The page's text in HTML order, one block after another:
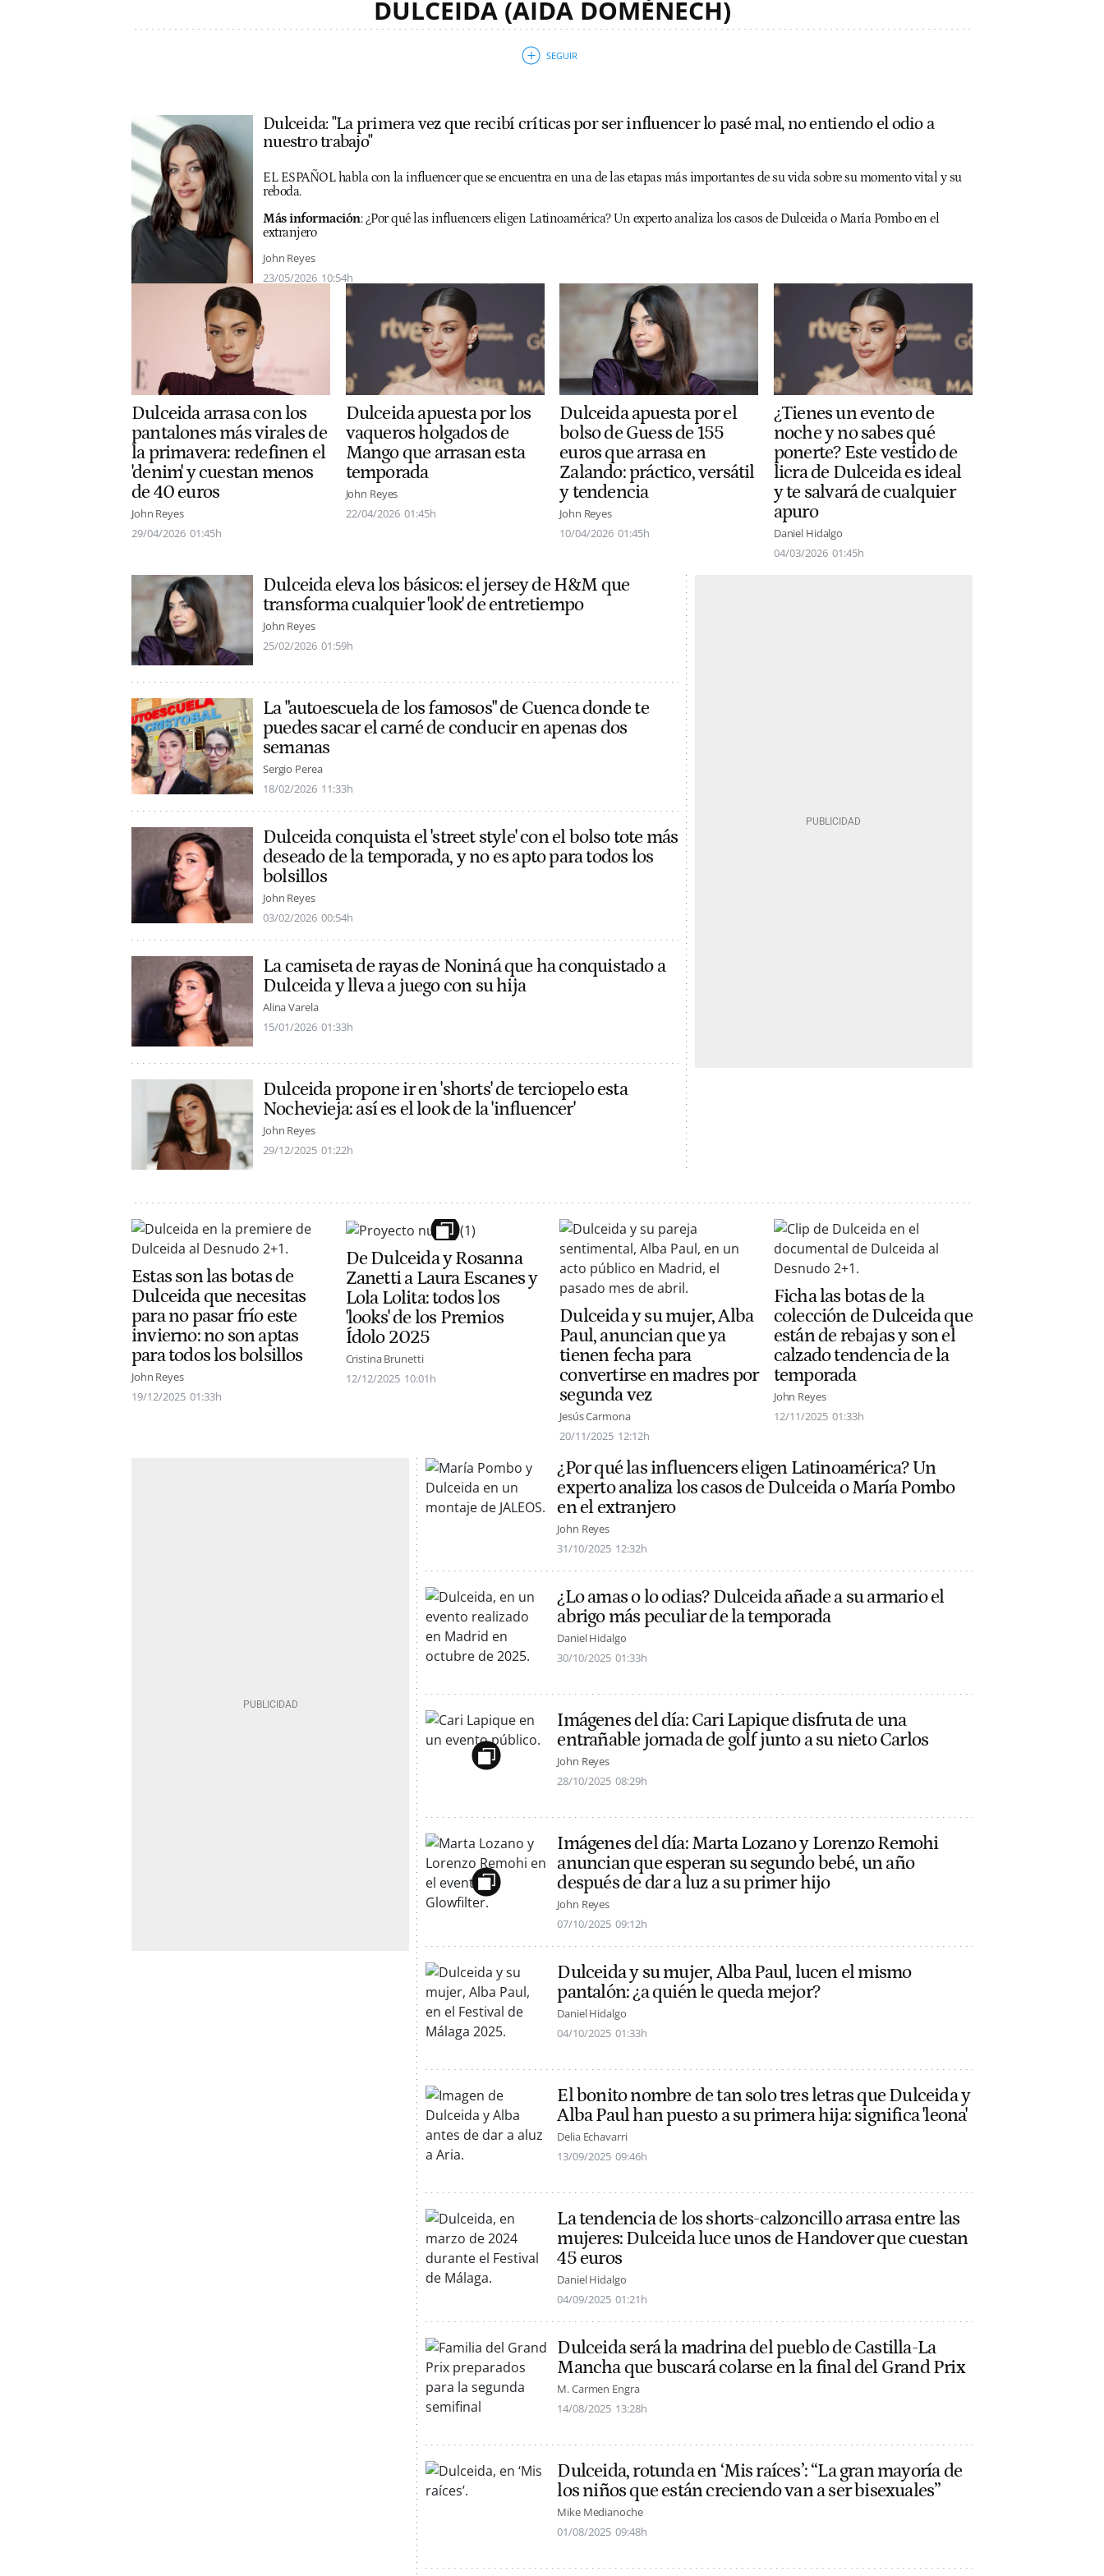
DULCEIDA (AIDA DOMÈNECH)
Dulceida: "La primera vez que recibí críticas por ser influencer lo pasé mal, no entiendo el odio a
nuestro trabajo"
EL ESPAÑOL habla con la influencer que se encuentra en una de las etapas más importantes de su vida sobre su momento vital y su
reboda.
Más información:¿Por qué las influencers eligen Latinoamérica? Un experto analiza los casos de Dulceida o María Pombo en el
extranjero
John Reyes
23/05/2026 10:54h
Dulceida arrasa con los
pantalones más virales de
la primavera: redefinen el
'denim' y cuestan menos
de 40 euros
John Reyes
29/04/2026 01:45h
Dulceida apuesta por los
vaqueros holgados de
Mango que arrasan esta
temporada
John Reyes
22/04/2026 01:45h
Dulceida apuesta por el
bolso de Guess de 155
euros que arrasa en
Zalando: práctico, versátil
y tendencia
John Reyes
10/04/2026 01:45h
¿Tienes un evento de
noche y no sabes qué
ponerte? Este vestido de
licra de Dulceida es ideal
y te salvará de cualquier
apuro
Daniel Hidalgo
04/03/2026 01:45h
Dulceida eleva los básicos: el jersey de H&M que
transforma cualquier 'look' de entretiempo
John Reyes
25/02/2026 01:59h
La "autoescuela de los famosos" de Cuenca donde te
puedes sacar el carné de conducir en apenas dos
semanas
Sergio Perea
18/02/2026 11:33h
Dulceida conquista el 'street style' con el bolso tote más
deseado de la temporada, y no es apto para todos los
bolsillos
John Reyes
03/02/2026 00:54h
La camiseta de rayas de Noniná que ha conquistado a
Dulceida y lleva a juego con su hija
Alina Varela
15/01/2026 01:33h
Dulceida propone ir en 'shorts' de terciopelo esta
Nochevieja: así es el look de la 'influencer'
John Reyes
29/12/2025 01:22h
Estas son las botas de
Dulceida que necesitas
para no pasar frío este
invierno: no son aptas
para todos los bolsillos
John Reyes
19/12/2025 01:33h
De Dulceida y Rosanna
Zanetti a Laura Escanes y
Lola Lolita: todos los
'looks' de los Premios
Ídolo 2025
Cristina Brunetti
12/12/2025 10:01h
Dulceida y su mujer, Alba
Paul, anuncian que ya
tienen fecha para
convertirse en madres por
segunda vez
Jesús Carmona
20/11/2025 12:12h
Ficha las botas de la
colección de Dulceida que
están de rebajas y son el
calzado tendencia de la
temporada
John Reyes
12/11/2025 01:33h
¿Por qué las influencers eligen Latinoamérica? Un
experto analiza los casos de Dulceida o María Pombo
en el extranjero
John Reyes
31/10/2025 12:32h
¿Lo amas o lo odias? Dulceida añade a su armario el
abrigo más peculiar de la temporada
Daniel Hidalgo
30/10/2025 01:33h
Imágenes del día: Cari Lapique disfruta de una
entrañable jornada de golf junto a su nieto Carlos
John Reyes
28/10/2025 08:29h
Imágenes del día: Marta Lozano y Lorenzo Remohi
anuncian que esperan su segundo bebé, un año
después de dar a luz a su primer hijo
John Reyes
07/10/2025 09:12h
Dulceida y su mujer, Alba Paul, lucen el mismo
pantalón: ¿a quién le queda mejor?
Daniel Hidalgo
04/10/2025 01:33h
El bonito nombre de tan solo tres letras que Dulceida y
Alba Paul han puesto a su primera hija: significa 'leona'
Delia Echavarri
13/09/2025 09:46h
La tendencia de los shorts-calzoncillo arrasa entre las
mujeres: Dulceida luce unos de Handover que cuestan
45 euros
Daniel Hidalgo
04/09/2025 01:21h
Dulceida será la madrina del pueblo de Castilla-La
Mancha que buscará colarse en la final del Grand Prix
M. Carmen Engra
14/08/2025 13:28h
Dulceida, rotunda en ‘Mis raíces’: “La gran mayoría de
los niños que están creciendo van a ser bisexuales”
Mike Medianoche
01/08/2025 09:48h